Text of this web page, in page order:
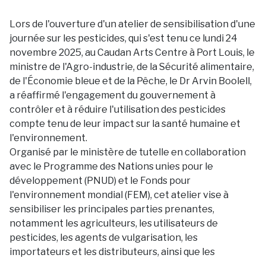
Lors de l'ouverture d'un atelier de sensibilisation d'une
journée sur les pesticides, qui s'est tenu ce lundi 24
novembre 2025, au Caudan Arts Centre à Port Louis, le
ministre de l'Agro-industrie, de la Sécurité alimentaire,
de l'Économie bleue et de la Pêche, le Dr Arvin Boolell,
a réaffirmé l'engagement du gouvernement à
contrôler et à réduire l'utilisation des pesticides
compte tenu de leur impact sur la santé humaine et
l'environnement.
Organisé par le ministère de tutelle en collaboration
avec le Programme des Nations unies pour le
développement (PNUD) et le Fonds pour
l'environnement mondial (FEM), cet atelier vise à
sensibiliser les principales parties prenantes,
notamment les agriculteurs, les utilisateurs de
pesticides, les agents de vulgarisation, les
importateurs et les distributeurs, ainsi que les